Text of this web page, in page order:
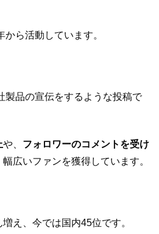
ら活動しています。
製品の宣伝をするような投稿で
や、 フォロワーのコメントを受け
幅広いファンを獲得しています。
え、今では国内45位です。